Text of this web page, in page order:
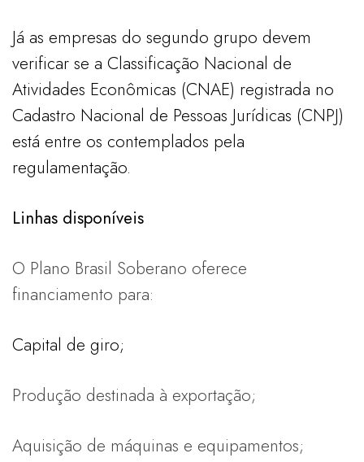
Já as empresas do segundo grupo devem
verificar se a Classificação Nacional de
Atividades Econômicas (CNAE) registrada no
Cadastro Nacional de Pessoas Jurídicas (CNPJ)
está entre os contemplados pela
regulamentação.
Linhas disponíveis
O Plano Brasil Soberano oferece
financiamento para:
Capital de giro;
Produção destinada à exportação;
Aquisição de máquinas e equipamentos;